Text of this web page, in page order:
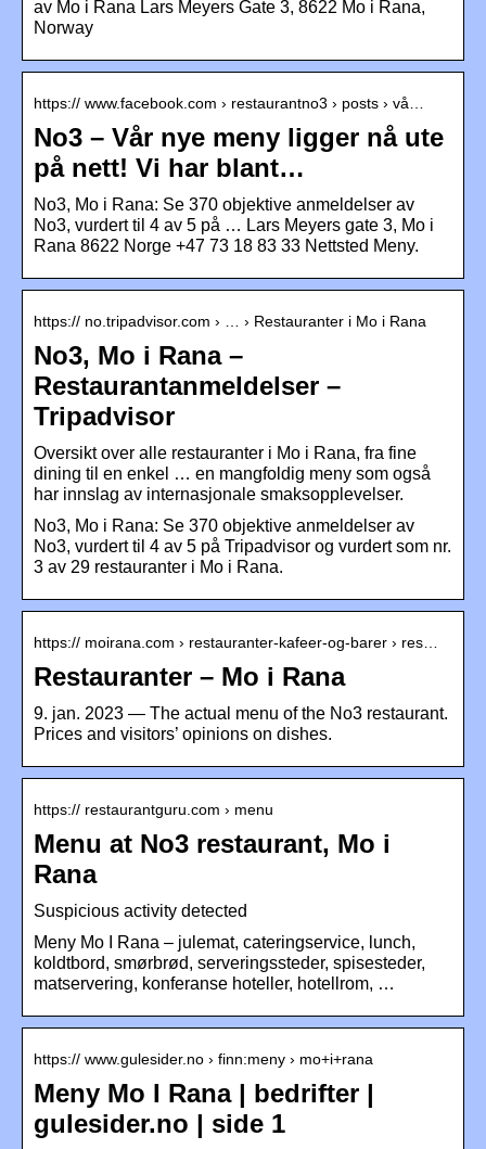
av Mo i Rana Lars Meyers Gate 3, 8622 Mo i Rana,
Norway
https:// www.facebook.com › restaurantno3 › posts › vå…
No3 – Vår nye meny ligger nå ute
på nett! Vi har blant…
No3, Mo i Rana: Se 370 objektive anmeldelser av
No3, vurdert til 4 av 5 på … Lars Meyers gate 3, Mo i
Rana 8622 Norge +47 73 18 83 33 Nettsted Meny.
https:// no.tripadvisor.com › … › Restauranter i Mo i Rana
No3, Mo i Rana –
Restaurantanmeldelser –
Tripadvisor
Oversikt over alle restauranter i Mo i Rana, fra fine
dining til en enkel … en mangfoldig meny som også
har innslag av internasjonale smaksopplevelser.
No3, Mo i Rana: Se 370 objektive anmeldelser av
No3, vurdert til 4 av 5 på Tripadvisor og vurdert som nr.
3 av 29 restauranter i Mo i Rana.
https:// moirana.com › restauranter-kafeer-og-barer › res…
Restauranter – Mo i Rana
9. jan. 2023 — The actual menu of the No3 restaurant.
Prices and visitors’ opinions on dishes.
https:// restaurantguru.com › menu
Menu at No3 restaurant, Mo i
Rana
Suspicious activity detected
Meny Mo I Rana – julemat, cateringservice, lunch,
koldtbord, smørbrød, serveringssteder, spisesteder,
matservering, konferanse hoteller, hotellrom, …
https:// www.gulesider.no › finn:meny › mo+i+rana
Meny Mo I Rana | bedrifter |
gulesider.no | side 1